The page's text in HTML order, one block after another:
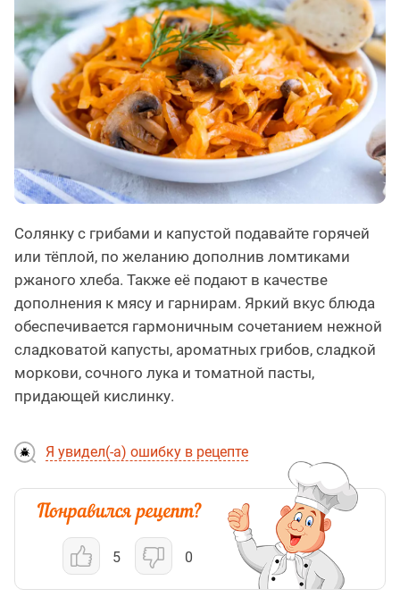
Солянку с грибами и капустой подавайте горячей
или тёплой, по желанию дополнив ломтиками
ржаного хлеба. Также её подают в качестве
дополнения к мясу и гарнирам. Яркий вкус блюда
обеспечивается гармоничным сочетанием нежной
сладковатой капусты, ароматных грибов, сладкой
моркови, сочного лука и томатной пасты,
придающей кислинку.
Я увидел(-а) ошибку в рецепте
5 0